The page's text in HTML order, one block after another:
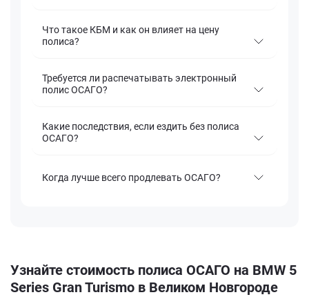
Что такое КБМ и как он влияет на цену
полиса?
Требуется ли распечатывать электронный
полис ОСАГО?
Какие последствия, если ездить без полиса
ОСАГО?
Когда лучше всего продлевать ОСАГО?
Узнайте стоимость полиса ОСАГО на BMW 5
Series Gran Turismo в Великом Новгороде